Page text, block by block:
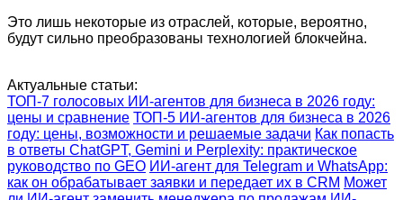
Это лишь некоторые из отраслей, которые, вероятно,
будут сильно преобразованы технологией блокчейна.
Актуальные статьи:
ТОП-7 голосовых ИИ-агентов для бизнеса в 2026 году:
цены и сравнение ТОП-5 ИИ-агентов для бизнеса в 2026
году: цены, возможности и решаемые задачи Как попасть
в ответы ChatGPT, Gemini и Perplexity: практическое
руководство по GEO ИИ-агент для Telegram и WhatsApp:
как он обрабатывает заявки и передает их в CRM Может